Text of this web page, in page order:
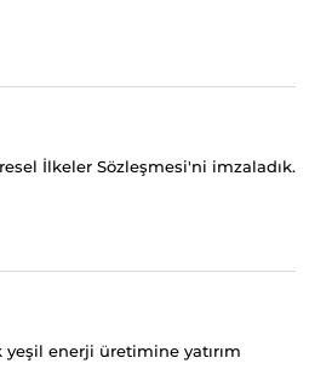
İlkeler Sözleşmesi'ni imzaladık.
enerji üretimine yatırım